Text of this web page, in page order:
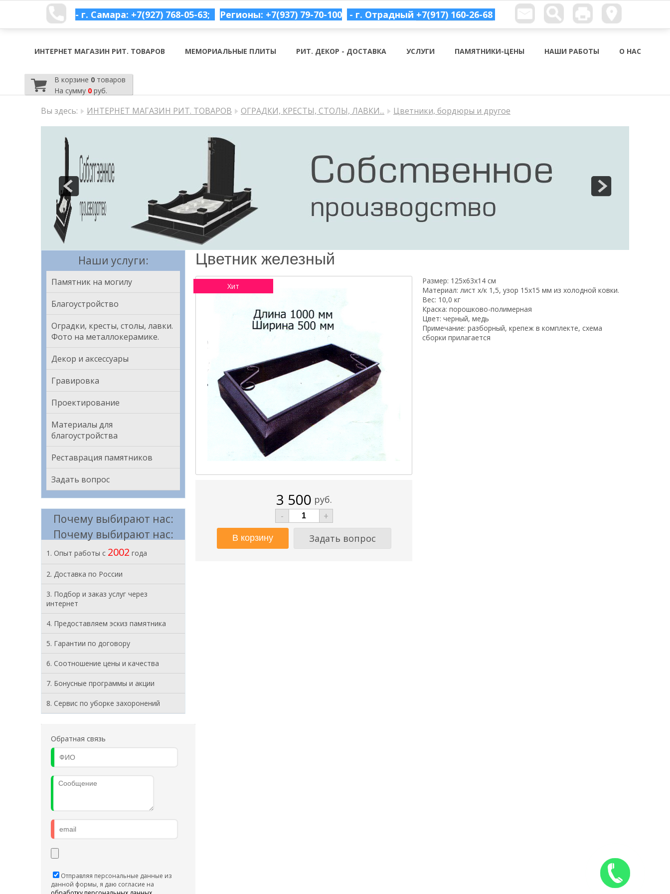
- г. Самара: +7(927) 768-05-63; Регионы: +7(937) 79-70-100 - г. Отрадный +7(917) 160-26-68
ИНТЕРНЕТ МАГАЗИН РИТ. ТОВАРОВ МЕМОРИАЛЬНЫЕ ПЛИТЫ РИТ. ДЕКОР - ДОСТАВКА УСЛУГИ ПАМЯТНИКИ-ЦЕНЫ НАШИ РАБОТЫ О НАС
В корзине 0товаров
На сумму 0руб.
Вы здесь: ИНТЕРНЕТ МАГАЗИН РИТ. ТОВАРОВ ОГРАДКИ, КРЕСТЫ, СТОЛЫ, ЛАВКИ... Цветники, бордюры и другое
Наши услуги:
Памятник на могилу
Благоустройство
Оградки, кресты, столы, лавки.
Фото на металлокерамике.
Декор и аксессуары
Гравировка
Проектирование
Материалы для
благоустройства
Реставрация памятников
Задать вопрос
Почему выбирают нас:
Почему выбирают нас:
1. Опыт работы с 2002 года
2. Доставка по России
3. Подбор и заказ услуг через
интернет
4. Предоставляем эскиз памятника
5. Гарантии по договору
6. Соотношение цены и качества
7. Бонусные программы и акции
8. Cервис по уборке захоронений
Обратная связь
Отправляя персональные данные из
данной формы, я даю согласие на
Цветник железный
Хит
3 500 руб.
-
+
Задать вопрос
Размер: 125х63х14 см
Материал: лист х/к 1,5, узор 15х15 мм из холодной ковки.
Вес: 10,0 кг
Краска: порошково-полимерная
Цвет: черный, медь
Примечание: разборный, крепеж в комплекте, схема
сборки прилагается